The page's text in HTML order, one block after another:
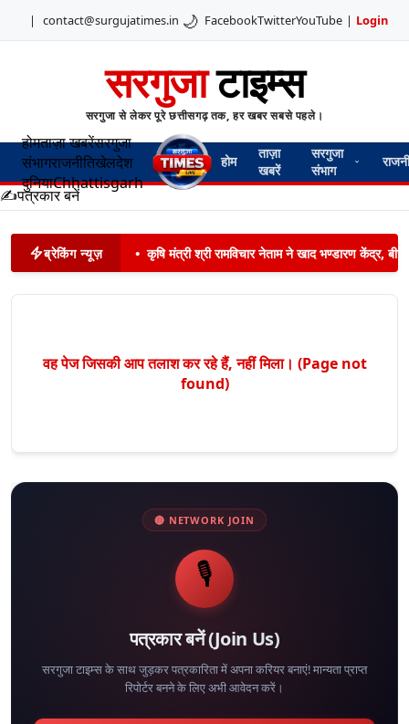
| contact@surgujatimes.in 🌙 FacebookTwitterYouTube | Login
सरगुजाटाइम्स
सरगुजा से लेकर पूरे छत्तीसगढ़ तक, हर खबर सबसे पहले।
होमताज़ा खबरेंसरगुजा
संभागराजनीतिखेलदेश
दुनियाChhattisgarh
होम
ताज़ा
खबरें
सरगुजा
संभाग
✍️पत्रकार बनें
ब्रेकिंग न्यूज़ • कृषि मंत्री श्री रामविचार नेताम ने खाद भण्डारण केंद्र,
वह पेज जिसकी आप तलाश कर रहे हैं, नहीं मिला। (Page not
found)
🔴 NETWORK JOIN
🎙️
पत्रकार बनें (Join Us)
सरगुजा टाइम्स के साथ जुड़कर पत्रकारिता में अपना करियर बनाएं! मान्यता प्राप्त
रिपोर्टर बनने के लिए अभी आवेदन करें।